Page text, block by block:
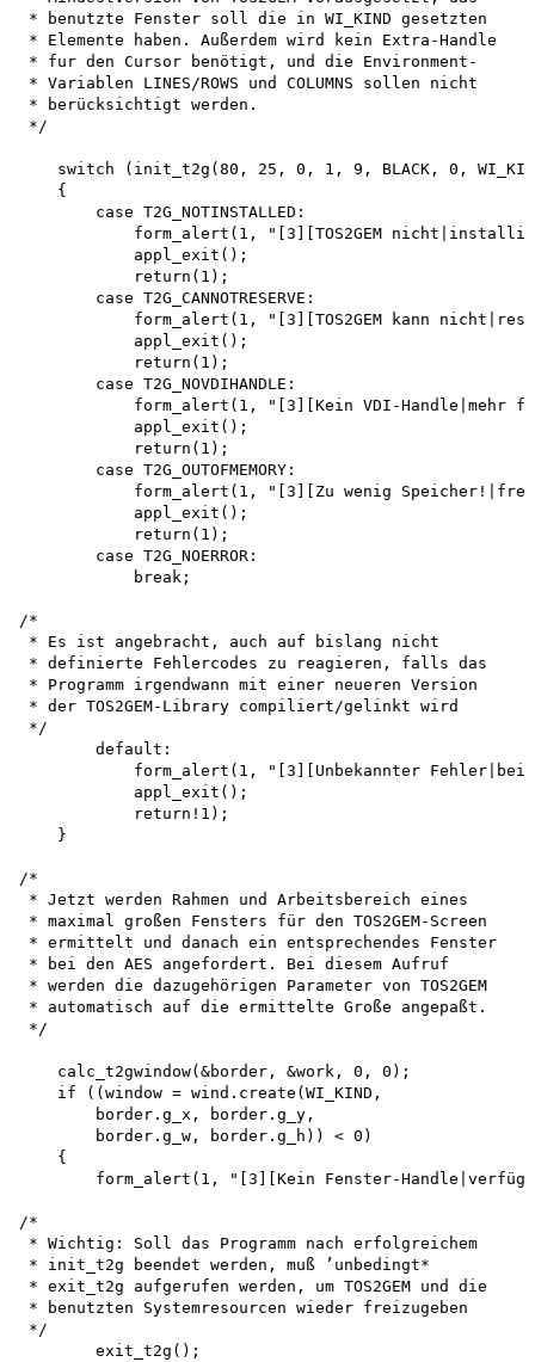
* benutzte Fenster soll die in WI_KIND gesetzten
* Elemente haben. Außerdem wird kein Extra-Handle
* fur den Cursor benötigt, und die Environment-
* Variablen LINES/ROWS und COLUMNS sollen nicht
* berücksichtigt werden.
*/
switch (init_t2g(80, 25, 0, 1, 9, BLACK, 0,
    {
        case T2G_NOTINSTALLED:
form_alert(1, "[3][TOS2GEM
            appl_exit();
            return(1);
        case T2G_CANNOTRESERVE:
form_alert(1, "[3][TOS2GEM kann
            appl_exit();
            return(1);
        case T2G_NOVDIHANDLE:
form_alert(1, "[3][Kein VDI-Handle|mehr
            appl_exit();
            return(1);
        case T2G_OUTOFMEMORY:
form_alert(1, "[3][Zu wenig
            appl_exit();
            return(1);
        case T2G_NOERROR:
            break;
/*
* Es ist angebracht, auch auf bislang nicht
* definierte Fehlercodes zu reagieren, falls das
* Programm irgendwann mit einer neueren Version
* der TOS2GEM-Library compiliert/gelinkt wird
*/
        default:
form_alert(1, "[3][Unbekannter
            appl_exit();
            return!1);
    }
/*
* Jetzt werden Rahmen und Arbeitsbereich eines
* maximal großen Fensters für den TOS2GEM-Screen
* ermittelt und danach ein entsprechendes Fenster
* bei den AES angefordert. Bei diesem Aufruf
* werden die dazugehörigen Parameter von TOS2GEM
* automatisch auf die ermittelte Große angepaßt.
*/
    calc_t2gwindow(&border, &work, 0, 0);
    if ((window = wind.create(WI_KIND,
        border.g_x, border.g_y,
        border.g_w, border.g_h)) < 0)
    {
form_alert(1, "[3][Kein Fenster-
/*
* Wichtig: Soll das Programm nach erfolgreichem
* init_t2g beendet werden, muß ’unbedingt*
* exit_t2g aufgerufen werden, um TOS2GEM und die
* benutzten Systemresourcen wieder freizugeben
*/
        exit_t2g();